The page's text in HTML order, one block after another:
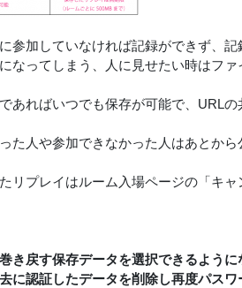
参加していなければ記録ができず、
なってしまう、人に見せたい時はフ
あればいつでも保存が可能で、URL
た人や参加できなかった人はあとか
リプレイはルーム入場ページの「キ
き戻す保存データを選択できるよう
に認証したデータを削除し再度パス